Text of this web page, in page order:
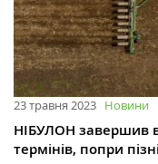
23 травня 2023 Новини
НІБУЛОН завершив
термінів, попри